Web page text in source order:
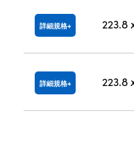
詳細規格 223.8
詳細規格 223.8